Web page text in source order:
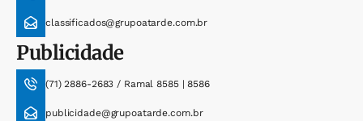
classificados@grupoatarde.com.br
Publicidade
(71) 2886-2683 / Ramal 8585 | 8586
publicidade@grupoatarde.com.br